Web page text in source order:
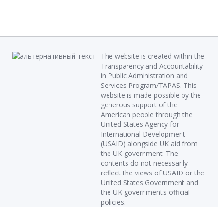
The website is created within the
Transparency and Accountability
in Public Administration and
Services Program/TAPAS. This
website is made possible by the
generous support of the
American people through the
United States Agency for
International Development
(USAID) alongside UK aid from
the UK government. The
contents do not necessarily
reflect the views of USAID or the
United States Government and
the UK government’s official
policies.